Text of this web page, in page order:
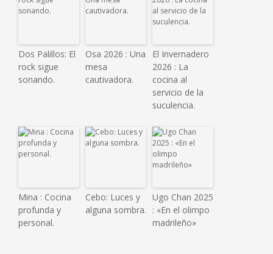
Dos Palillos: El
rock sigue
sonando.
Osa 2026 : Una
mesa
cautivadora.
El Invernadero
2026 : La
cocina al
servicio de la
suculencia.
Mina : Cocina
profunda y
personal.
Cebo: Luces y
alguna sombra.
Ugo Chan 2025
: «En el olimpo
madrileño»